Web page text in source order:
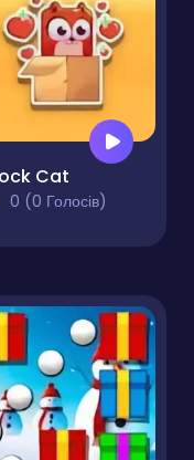
Cat
0 (0 Голосів)